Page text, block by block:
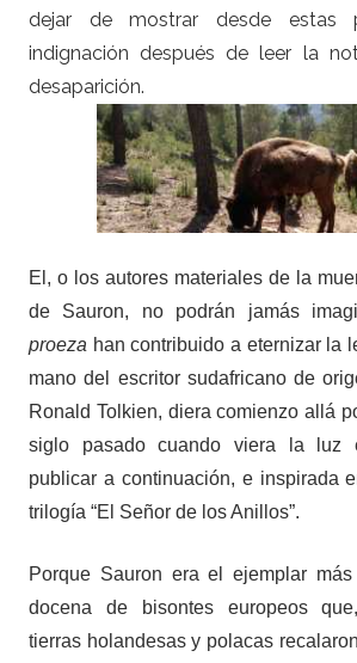
dejar de mostrar desde estas
indignación después de leer la
desaparición.
El, o los autores materiales de la
de Sauron, no podrán jamás
proeza han contribuido a eternizar la
mano del escritor sudafricano de
Ronald Tolkien, diera comienzo allá
siglo pasado cuando viera la luz
publicar a continuación, e inspirada
trilogía “El Señor de los Anillos”.
Porque Sauron era el ejemplar
docena de bisontes europeos
tierras holandesas y polacas